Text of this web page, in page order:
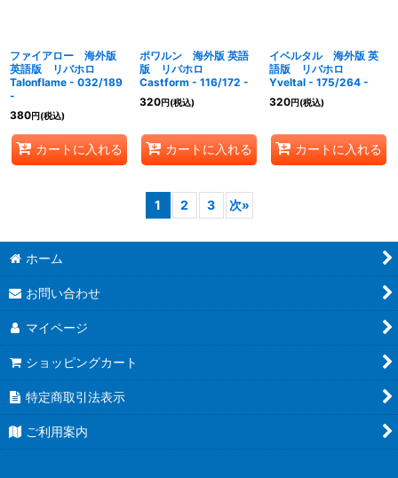
ファイアロー 海外版
英語版 リバホロ
Talonflame - 032/189
-
380円(税込)
カートに入れる
ポワルン 海外版 英語
版 リバホロ
Castform - 116/172 -
320円(税込)
カートに入れる
イベルタル 海外版 英
語版 リバホロ
Yveltal - 175/264 -
320円(税込)
カートに入れる
1 2 3 次»
ホーム
お問い合わせ
マイページ
ショッピングカート
特定商取引法表示
ご利用案内